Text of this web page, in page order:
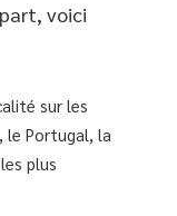
voici
sur les
le Portugal, la
plus